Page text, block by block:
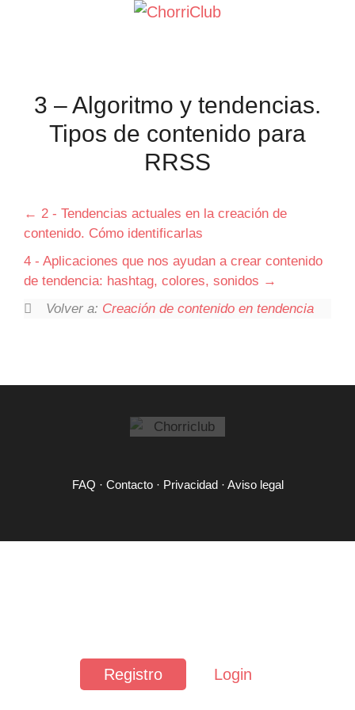
Registro Login
3 – Algoritmo y tendencias.
Tipos de contenido para
RRSS
2 - Tendencias actuales en la creación de
contenido. Cómo identificarlas
4 - Aplicaciones que nos ayudan a crear contenido
de tendencia: hashtag, colores, sonidos
Volver a: Creación de contenido en tendencia
FAQ · Contacto· Privacidad· Aviso legal